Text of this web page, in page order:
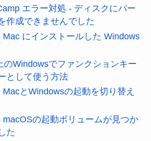
エラー対処 - ディスクにパー
作成できませんでした
Mac にインストールした Windows
のWindowsでファンクションキー
として使う方法
とWindowsの起動を切り替え
macOSの起動ボリュームが見つか
た